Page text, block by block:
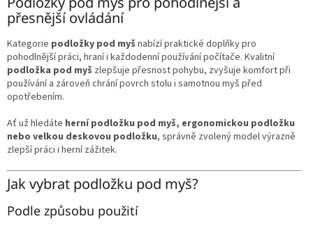
á
a
c
í
p
k
y
v
p
i
přesnější ovládání
Kategorie podložky pod myš nabízí praktické doplňky pro
pohodlnější práci, hraní i každodenní používání počítače. Kvalitní
podložka pod myš zlepšuje přesnost pohybu, zvyšuje komfort při
používání a zároveň chrání povrch stolu i samotnou myš před
opotřebením.
Ať už hledáte herní podložku pod myš, ergonomickou podložku
nebo velkou deskovou podložku, správně zvolený model výrazně
zlepší práci i herní zážitek.
Jak vybrat podložku pod myš?
Podle způsobu použití